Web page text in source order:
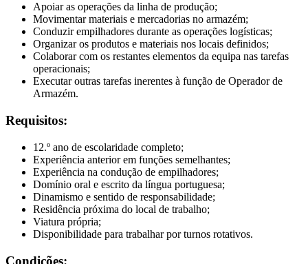
Apoiar as operações da linha de produção;
Movimentar materiais e mercadorias no armazém;
Conduzir empilhadores durante as operações logísticas;
Organizar os produtos e materiais nos locais definidos;
Colaborar com os restantes elementos da equipa nas tarefas
operacionais;
Executar outras tarefas inerentes à função de Operador de
Armazém.
Requisitos:
12.º ano de escolaridade completo;
Experiência anterior em funções semelhantes;
Experiência na condução de empilhadores;
Domínio oral e escrito da língua portuguesa;
Dinamismo e sentido de responsabilidade;
Residência próxima do local de trabalho;
Viatura própria;
Disponibilidade para trabalhar por turnos rotativos.
Condições: